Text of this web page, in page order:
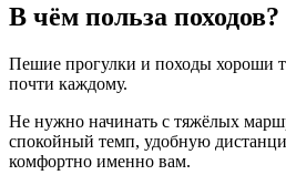
В чём польза походов?
Пешие прогулки и походы хороши
почти каждому.
Не нужно начинать с тяжёлых
спокойный темп, удобную
комфортно именно вам.